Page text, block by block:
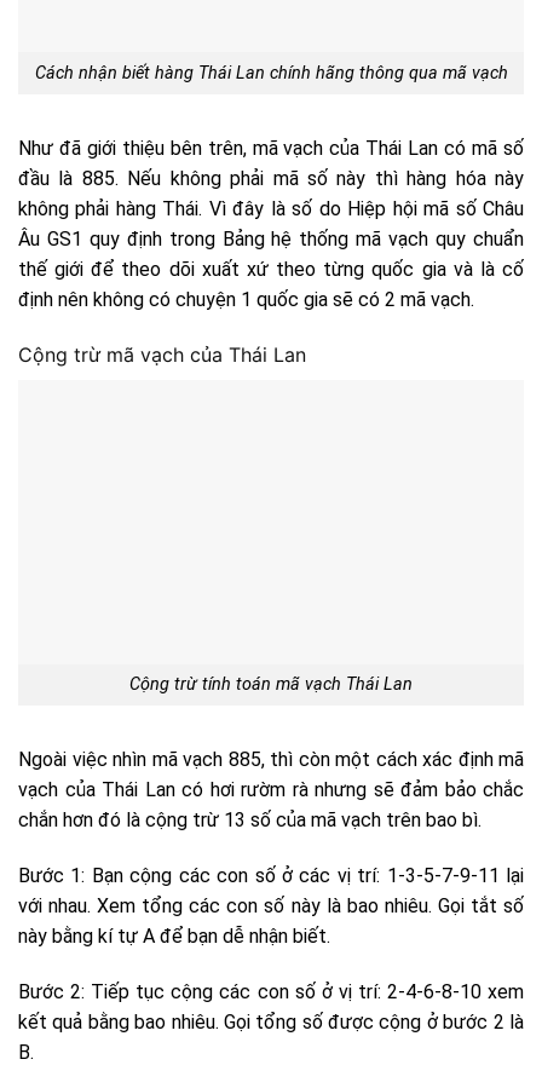
Cách nhận biết hàng Thái Lan chính hãng thông qua mã vạch
Như đã giới thiệu bên trên, mã vạch của Thái Lan có mã số
đầu là 885. Nếu không phải mã số này thì hàng hóa này
không phải hàng Thái. Vì đây là số do Hiệp hội mã số Châu
Âu GS1 quy định trong Bảng hệ thống mã vạch quy chuẩn
thế giới để theo dõi xuất xứ theo từng quốc gia và là cố
định nên không có chuyện 1 quốc gia sẽ có 2 mã vạch.
Cộng trừ mã vạch của Thái Lan
Cộng trừ tính toán mã vạch Thái Lan
Ngoài việc nhìn mã vạch 885, thì còn một cách xác định mã
vạch của Thái Lan có hơi rườm rà nhưng sẽ đảm bảo chắc
chắn hơn đó là cộng trừ 13 số của mã vạch trên bao bì.
Bước 1: Bạn cộng các con số ở các vị trí: 1-3-5-7-9-11 lại
với nhau. Xem tổng các con số này là bao nhiêu. Gọi tắt số
này bằng kí tự A để bạn dễ nhận biết.
Bước 2: Tiếp tục cộng các con số ở vị trí: 2-4-6-8-10 xem
kết quả bằng bao nhiêu. Gọi tổng số được cộng ở bước 2 là
B.